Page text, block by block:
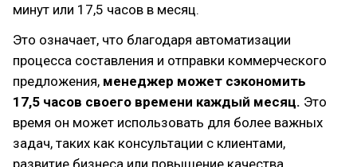
минут или 17,5 часов в месяц.
Это означает, что благодаря автоматизации
процесса составления и отправки коммерческого
предложения, менеджер может сэкономить
17,5 часов своего времени каждый месяц. Это
время он может использовать для более важных
задач, таких как консультации с клиентами,
развитие бизнеса или повышение качества